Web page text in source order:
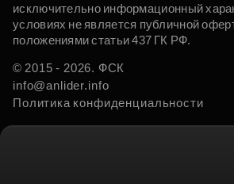
исключительно информационный
условиях не является публичной
положениями статьи 437 ГК РФ.
© 2015 - 2026. ФСК
info@anlider.info
Политика конфиденциальности